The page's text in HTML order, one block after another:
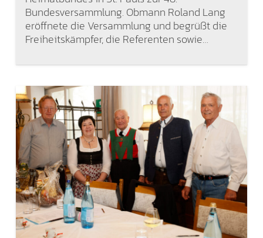
Bundesversammlung. Obmann Roland Lang
eröffnete die Versammlung und begrüßt die
Freiheitskämpfer, die Referenten sowie…